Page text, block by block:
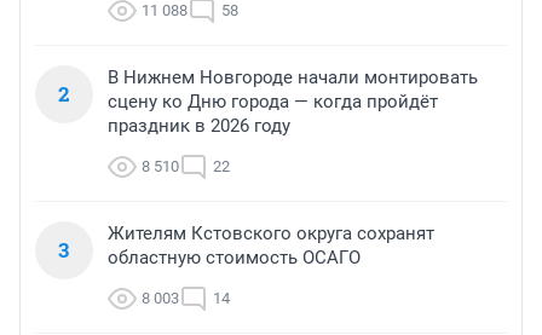
11 088 58
2
В Нижнем Новгороде начали монтировать
сцену ко Дню города — когда пройдёт
праздник в 2026 году
8 510 22
3
Жителям Кстовского округа сохранят
областную стоимость ОСАГО
8 003 14